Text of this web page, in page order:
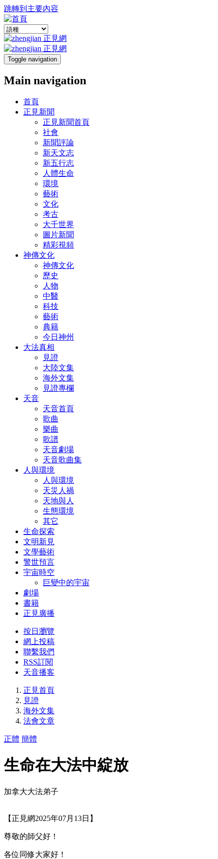
跳轉到主要內容
Toggle navigation
Main navigation
首頁
正見新聞
正見新聞首頁
社會
新聞評論
新天文志
新五行志
人體生命
環境
藝術
文化
考古
大千世界
圖片新聞
精彩視頻
神傳文化
神傳文化
歷史
人物
中醫
科技
藝術
典籍
今日神州
大法真相
見證
大陸文集
海外文集
見證專欄
天音
天音首頁
歌曲
樂曲
歌譜
天音劇場
天音歌曲集
人與環境
人與環境
天災人禍
天地與人
生態環境
其它
生命探索
文明新見
文學藝術
警世預言
宇宙時空
巨變中的宇宙
劇場
書籍
正見廣播
按日瀏覽
網上投稿
聯繫我們
RSS訂閱
天音播客
正見首頁
見證
海外文集
法會文章
正體 簡體
生命在大法中綻放
加拿大大法弟子
【正見網2025年07月13日】
尊敬的師父好！
各位同修大家好！